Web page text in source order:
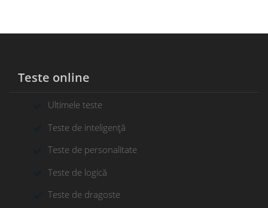
Teste online
Ultimele teste
Teste de inteligență
Teste de personalitate
Teste de logică
Teste de dragoste